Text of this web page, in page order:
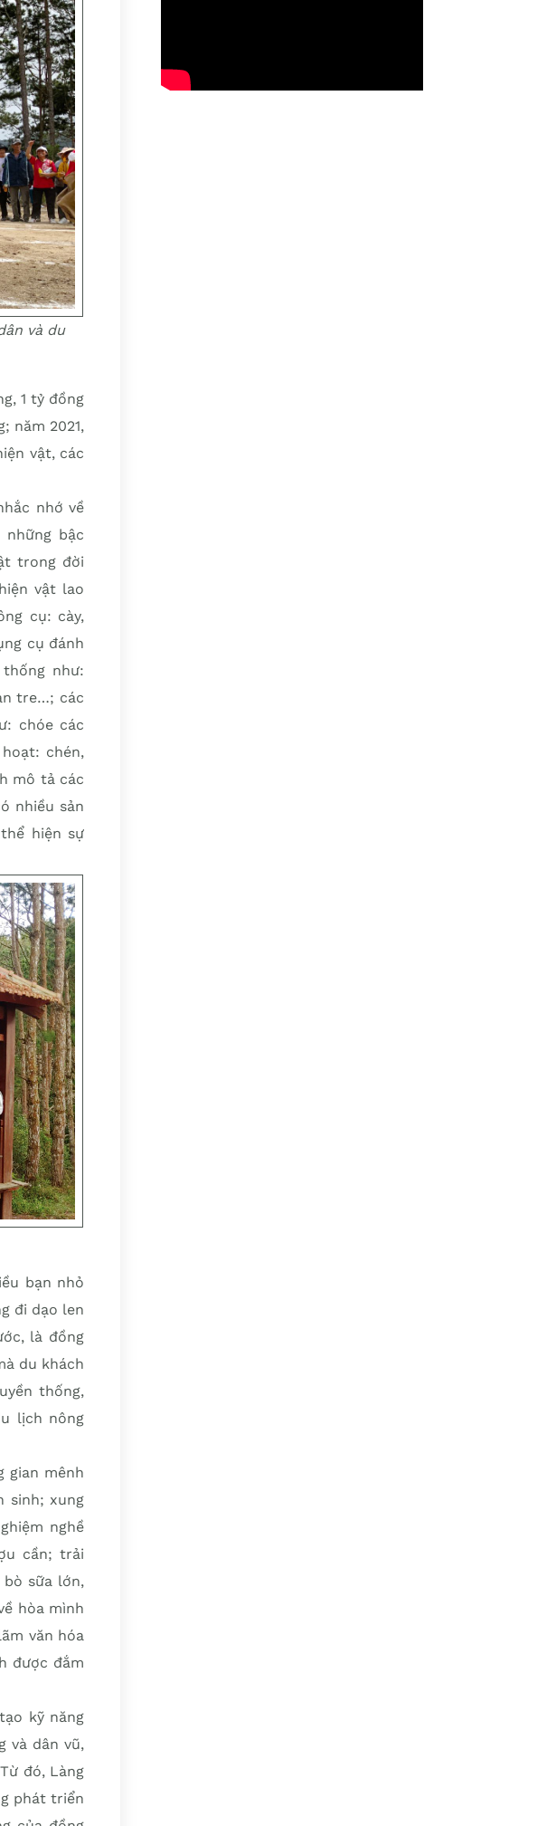
và du
1 tỷ đồng
năm 2021,
vật, các
nhớ về
bậc
trong đời
vật lao
cụ: cày,
cụ đánh
như:
tre…; các
chóe các
chén,
mô tả các
nhiều sản
hiện sự
bạn nhỏ
đi dạo len
là đồng
du khách
thống,
lịch nông
gian mênh
sinh; xung
nghề
cần; trải
sữa lớn,
hòa mình
văn hóa
được đắm
kỹ năng
và dân vũ,
đó, Làng
phát triển